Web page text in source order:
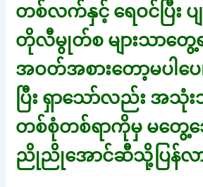
တစ်လက်နှင့် ရေဝင်ပြီး ပ
တိုလီမွုတ်စ များသာတွ
အဝတ်အစားတော့မပါ
ပြီး ရှာသော်လည်း အသုံ
တစ်စုံတစ်ရာကိုမှ မတွေ့သ
ညိုညိုအောင်ဆီသို့ပြန်လ